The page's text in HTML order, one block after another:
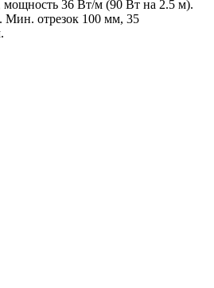
мощность 36 Вт/м (90 Вт на 2.5 м).
Мин. отрезок 100 мм, 35